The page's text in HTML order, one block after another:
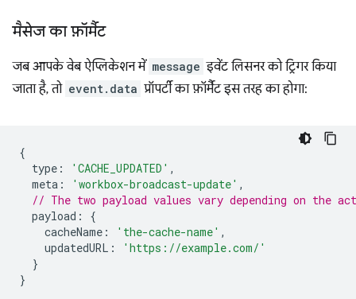
मैसेज का फ़ॉर्मैट
जब आपके वेब ऐप्लिकेशन में message इवेंट लिसनर को ट्रिगर किया
जाता है, तो event.data प्रॉपर्टी का फ़ॉर्मैट इस तरह का होगा:
{
type : 'CACHE_UPDATED' ,
meta : 'workbox-broadcast-update' ,
// The two payload values vary depending on the
payload :
{
cacheName : 'the-cache-name' ,
updatedURL :
'https://example.com/'
}
}